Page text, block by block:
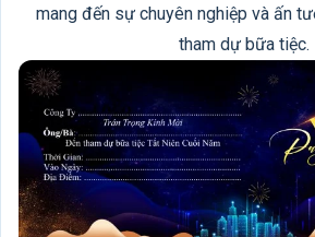
mang đến sự chuyên nghiệp và ấn
tham dự bữa tiệc.